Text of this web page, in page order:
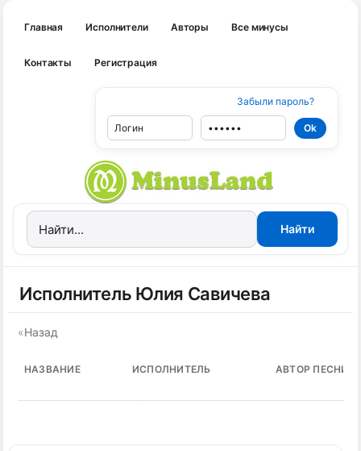
Главная Исполнители Авторы Все минусы
Контакты Регистрация
Забыли пароль?
Исполнитель Юлия Савичева
«Назад
НАЗВАНИЕ ИСПОЛНИТЕЛЬ АВТОР ПЕСНИ